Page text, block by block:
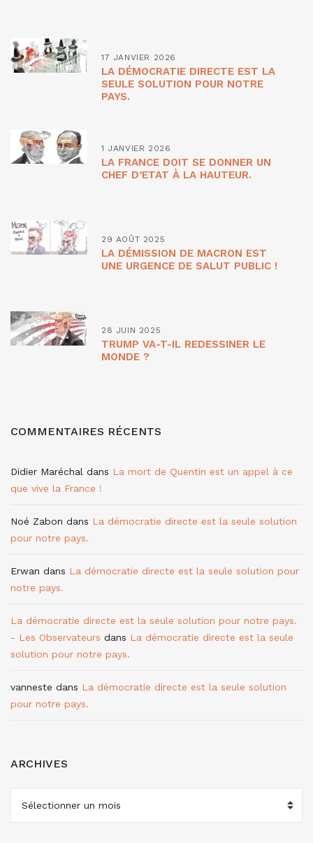
17 JANVIER 2026
LA DÉMOCRATIE DIRECTE EST LA
SEULE SOLUTION POUR NOTRE
PAYS.
1 JANVIER 2026
LA FRANCE DOIT SE DONNER UN
CHEF D’ETAT À LA HAUTEUR.
29 AOÛT 2025
LA DÉMISSION DE MACRON EST
UNE URGENCE DE SALUT PUBLIC !
28 JUIN 2025
TRUMP VA-T-IL REDESSINER LE
MONDE ?
COMMENTAIRES RÉCENTS
Didier Maréchal dans La mort de Quentin est un appel à ce
que vive la France !
Noé Zabon dans La démocratie directe est la seule solution
pour notre pays.
Erwan dans La démocratie directe est la seule solution pour
notre pays.
La démocratie directe est la seule solution pour notre pays.
- Les Observateurs dans La démocratie directe est la seule
solution pour notre pays.
vanneste dans La démocratie directe est la seule solution
pour notre pays.
ARCHIVES
ARCHIVES